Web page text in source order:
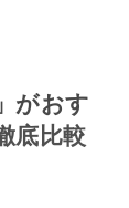
がおす
底比較